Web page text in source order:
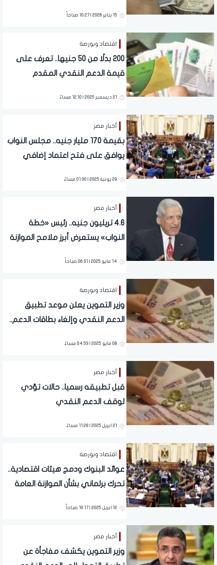
15 يناير 2026 | 10:27 صباحاً
اقتصاد وبورصة
200 بدلًا من 50 جنيها.. تعرف على
قيمة الدعم النقدي المقدم
21 ديسمبر 2025 | 12:10 مساءً
أخبار مصر
بقيمة 170 مليار جنيه.. مجلس النواب
يوافق على فتح اعتماد إضافي
29 يونية 2025 | 01:30 مساءً
أخبار مصر
4.6 تريليون جنيه.. رئيس «خطة
النواب» يستعرض أبرز ملامح الموازنة
14 مايو 2025 | 06:31 صباحاً
اقتصاد وبورصة
وزير التموين يعلن موعد تطبيق
الدعم النقدي وإلغاء بطاقات الدعم..
08 مايو 2025 | 04:53 مساءً
أخبار مصر
قبل تطبيقه رسميا.. حالات تؤدي
لوقف الدعم النقدي
21 ابريل 2025 | 11:28 مساءً
اقتصاد وبورصة
عوائد البنوك ودمج هيئات اقتصادية..
تحرك برلماني بشأن الموازنة العامة
12 ابريل 2025 | 10:17 صباحاً
أخبار مصر
وزير التموين يكشف مفاجأة عن